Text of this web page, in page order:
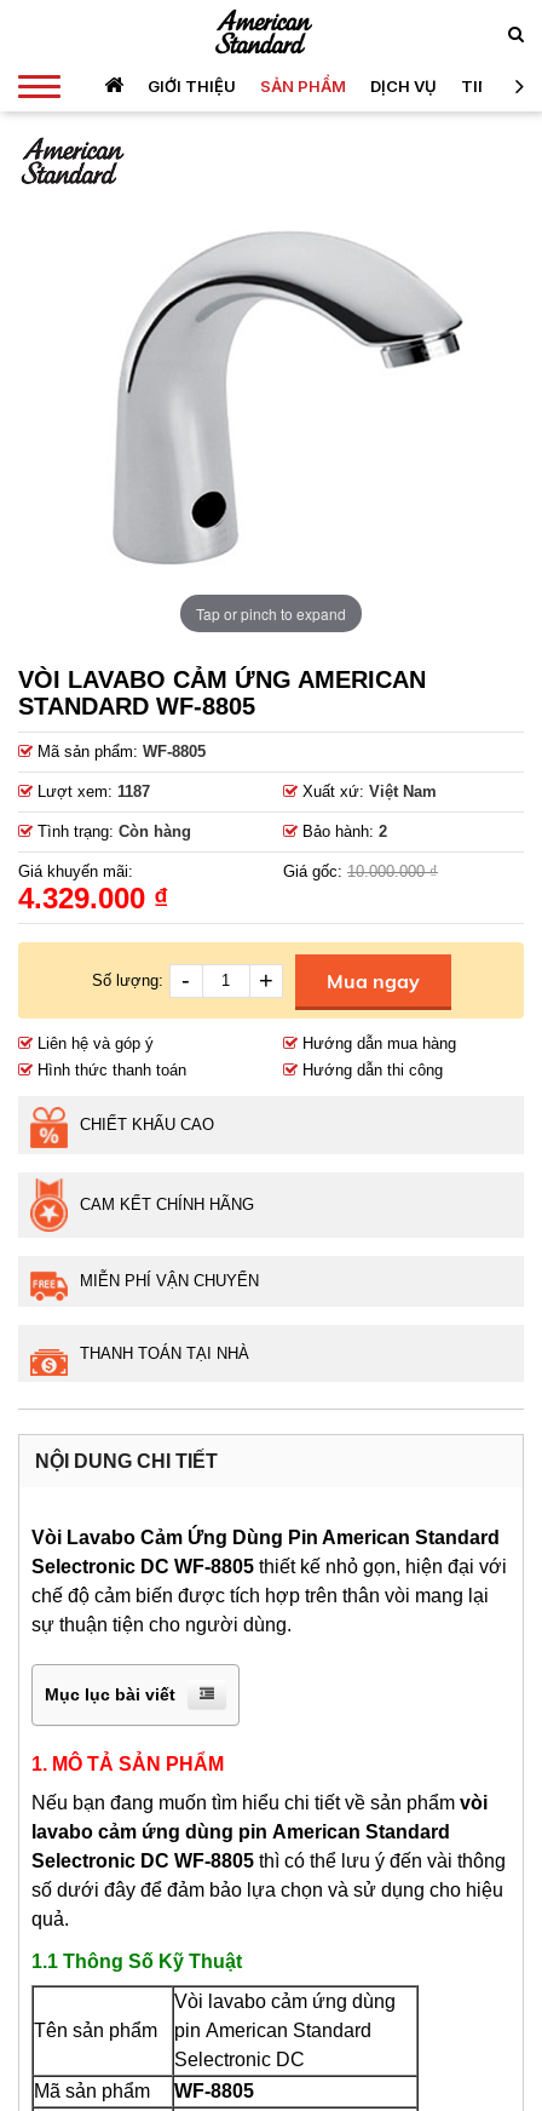
GIỚI THIỆU SẢN PHẨM DỊCH VỤ TIN TỨC
Tap or pinch to expand
VÒI LAVABO CẢM ỨNG AMERICAN
STANDARD WF-8805
Mã sản phẩm: WF-8805
Lượt xem: 1187 Xuất xứ: Việt Nam
Tình trạng: Còn hàng Bảo hành: 2
Giá khuyến mãi:
4.329.000 ₫
Giá gốc: 10.000.000 ₫
Số lượng: - + Mua ngay
Liên hệ và góp ý
Hướng dẫn mua hàng
Hình thức thanh toán
Hướng dẫn thi công
CHIẾT KHẤU CAO
CAM KẾT CHÍNH HÃNG
MIỄN PHÍ VẬN CHUYỂN
THANH TOÁN TẠI NHÀ
NỘI DUNG CHI TIẾT
Vòi Lavabo Cảm Ứng Dùng Pin American Standard
Selectronic DC WF-8805 thiết kế nhỏ gọn, hiện đại với
chế độ cảm biến được tích hợp trên thân vòi mang lại
sự thuận tiện cho người dùng.
Mục lục bài viết
1. MÔ TẢ SẢN PHẨM
Nếu bạn đang muốn tìm hiểu chi tiết về sản phẩm vòi
lavabo cảm ứng dùng pin American Standard
Selectronic DC WF-8805 thì có thể lưu ý đến vài thông
số dưới đây để đảm bảo lựa chọn và sử dụng cho hiệu
quả.
1.1 Thông Số Kỹ Thuật
Tên sản phẩm
Vòi lavabo cảm ứng dùng
pin American Standard
Selectronic DC
Mã sản phẩm
WF-8805